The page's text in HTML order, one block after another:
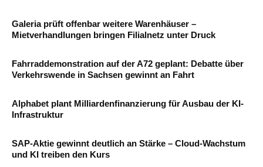
Galeria prüft offenbar weitere Warenhäuser –
Mietverhandlungen bringen Filialnetz unter Druck
Fahrraddemonstration auf der A72 geplant: Debatte über
Verkehrswende in Sachsen gewinnt an Fahrt
Alphabet plant Milliardenfinanzierung für Ausbau der KI-
Infrastruktur
SAP-Aktie gewinnt deutlich an Stärke – Cloud-Wachstum
und KI treiben den Kurs